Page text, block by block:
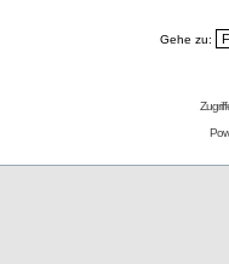
Gehe zu: